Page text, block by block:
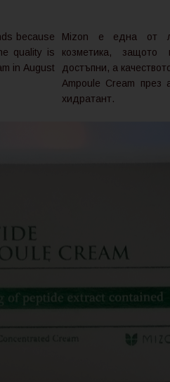
because
quality is
in August
Mizon е една от
козметика,
достъпни, а
Ampoule Cream през
хидратант.